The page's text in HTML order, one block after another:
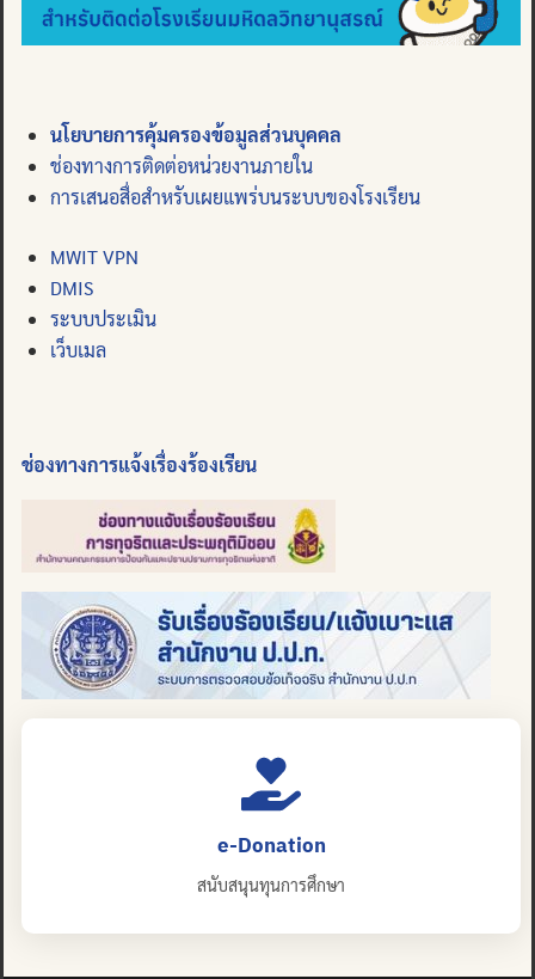
นโยบายการคุ้มครองข้อมูลส่วนบุคคล
ช่องทางการติดต่อหน่วยงานภายใน
การเสนอสื่อสำหรับเผยแพร่บนระบบของโรงเรียน
MWIT VPN
DMIS
ระบบประเมิน
เว็บเมล
ช่องทางการแจ้งเรื่องร้องเรียน
e-Donation
สนับสนุนทุนการศึกษา